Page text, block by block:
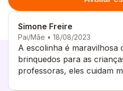
Simone Freire
Pai/Mãe • 18/08/2023
A escolinha é maravilhosa
brinquedos para as
professoras, eles cuidam